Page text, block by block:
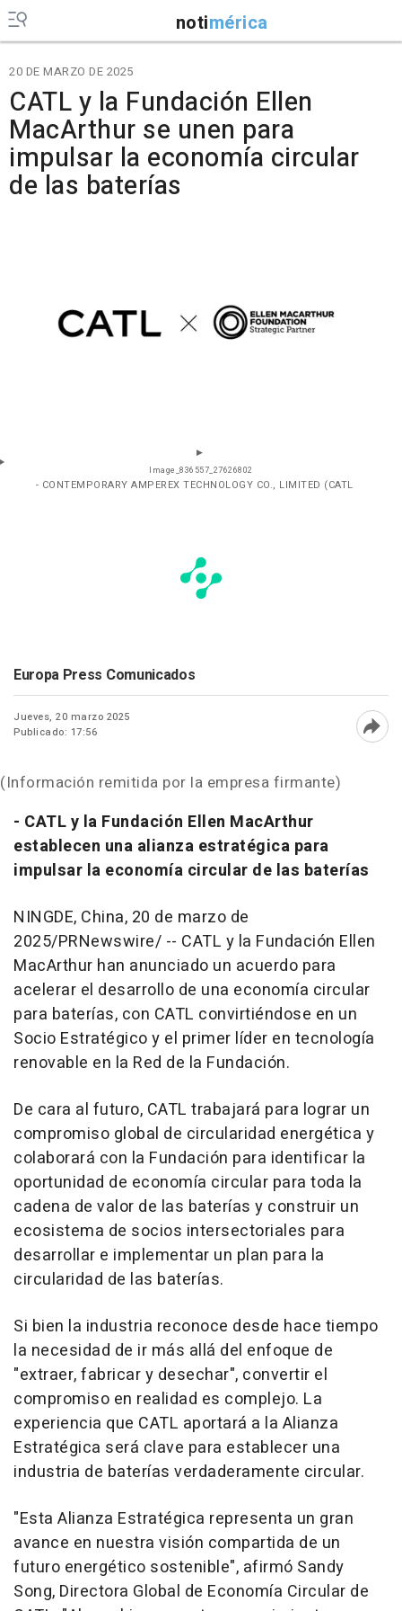
notimérica
20 DE MARZO DE 2025
CATL y la Fundación Ellen
MacArthur se unen para
impulsar la economía circular
de las baterías
Image_836557_27626802
- CONTEMPORARY AMPEREX TECHNOLOGY CO., LIMITED (CATL
Europa Press Comunicados
Jueves, 20 marzo 2025
Publicado: 17:56
(Información remitida por la empresa firmante)
- CATL y la Fundación Ellen MacArthur
establecen una alianza estratégica para
impulsar la economía circular de las baterías
NINGDE, China, 20 de marzo de
2025/PRNewswire/ -- CATL y la Fundación Ellen
MacArthur han anunciado un acuerdo para
acelerar el desarrollo de una economía circular
para baterías, con CATL convirtiéndose en un
Socio Estratégico y el primer líder en tecnología
renovable en la Red de la Fundación.
De cara al futuro, CATL trabajará para lograr un
compromiso global de circularidad energética y
colaborará con la Fundación para identificar la
oportunidad de economía circular para toda la
cadena de valor de las baterías y construir un
ecosistema de socios intersectoriales para
desarrollar e implementar un plan para la
circularidad de las baterías.
Si bien la industria reconoce desde hace tiempo
la necesidad de ir más allá del enfoque de
"extraer, fabricar y desechar", convertir el
compromiso en realidad es complejo. La
experiencia que CATL aportará a la Alianza
Estratégica será clave para establecer una
industria de baterías verdaderamente circular.
"Esta Alianza Estratégica representa un gran
avance en nuestra visión compartida de un
futuro energético sostenible", afirmó Sandy
Song, Directora Global de Economía Circular de